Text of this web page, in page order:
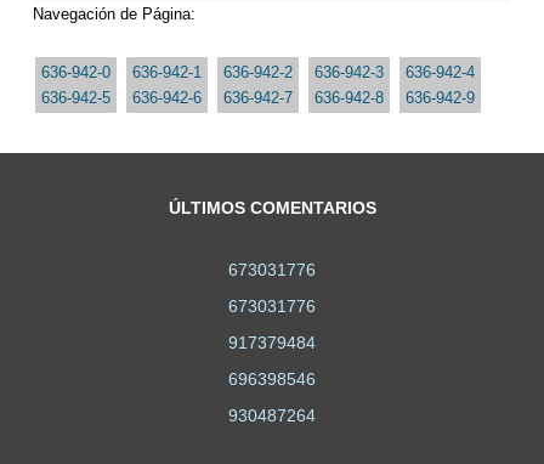
Navegación de Página:
636-942-0 636-942-1 636-942-2 636-942-3
636-942-4
636-942-5
636-942-6 636-942-7 636-942-8 636-942-9
ÚLTIMOS COMENTARIOS
673031776
673031776
917379484
696398546
930487264